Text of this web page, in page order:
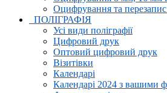
Оцифрування та перезапис
ПОЛІГРАФІЯ
Усі види поліграфії
Цифровий друк
Оптовий цифровий друк
Візитівки
Календарі
Календарі 2024 з вашими